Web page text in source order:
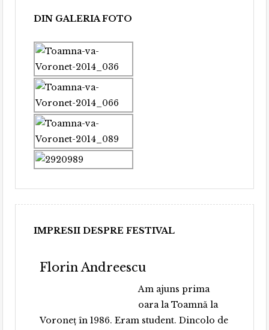
DIN GALERIA FOTO
IMPRESII DESPRE FESTIVAL
Florin Andreescu
Am ajuns prima
oara la Toamnă la
Voroneț în 1986. Eram student. Dincolo de